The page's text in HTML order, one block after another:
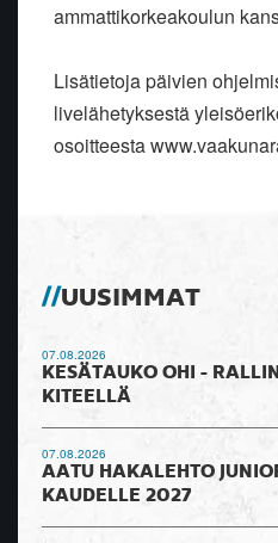
ammattikorkeakoulun
Lisätietoja päivien
livelähetyksestä
osoitteesta
UUSIMMAT
07.08.2026
KESÄTAUKO OHI -
KITEELLÄ
07.08.2026
AATU HAKALEHTO
KAUDELLE 2027